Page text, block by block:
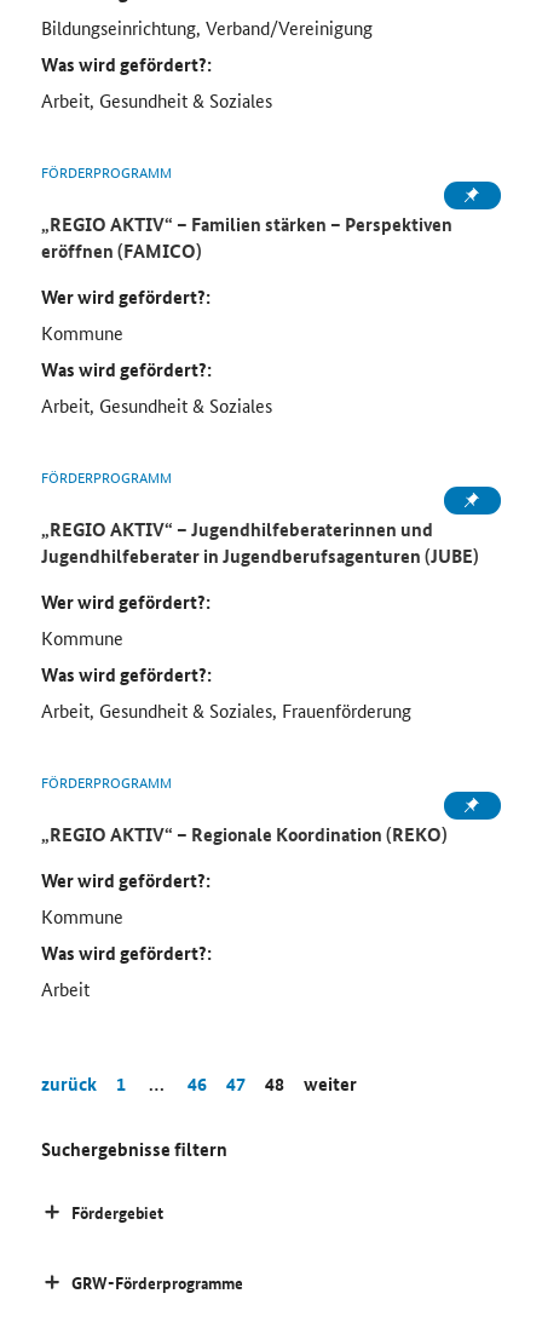
Bildungseinrichtung, Verband/Vereinigung
Was wird gefördert?:
Arbeit, Gesundheit & Soziales
FÖRDERPROGRAMM
„REGIO AKTIV“ – Familien stärken – Perspektiven
eröffnen (FAMICO)
Wer wird gefördert?:
Kommune
Was wird gefördert?:
Arbeit, Gesundheit & Soziales
FÖRDERPROGRAMM
„REGIO AKTIV“ – Jugendhilfeberaterinnen und
Jugendhilfeberater in Jugendberufsagenturen (JUBE)
Wer wird gefördert?:
Kommune
Was wird gefördert?:
Arbeit, Gesundheit & Soziales, Frauenförderung
FÖRDERPROGRAMM
„REGIO AKTIV“ – Regionale Koordination (REKO)
Wer wird gefördert?:
Kommune
Was wird gefördert?:
Arbeit
zurück 1 … 46 47 48 weiter
Suchergebnisse filtern
Fördergebiet
GRW-Förderprogramme